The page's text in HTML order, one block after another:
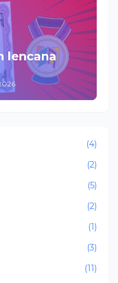
lencana
(4)
(2)
(5)
(2)
(1)
(3)
(11)